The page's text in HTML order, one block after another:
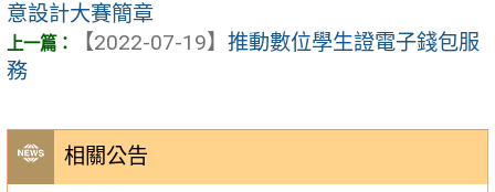
相關公告
意設計大賽簡章
【2022-07-19】 推動數位學生證電子錢包服
務